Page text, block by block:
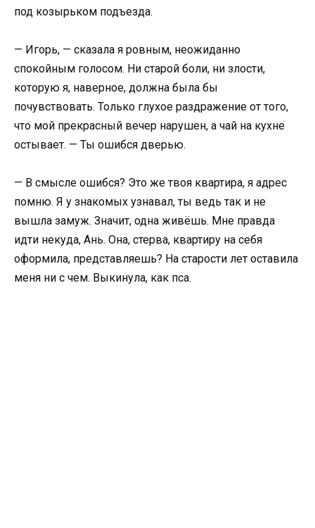
под козырьком подъезда.
— Игорь, — сказала я ровным, неожиданно
спокойным голосом. Ни старой боли, ни злости,
которую я, наверное, должна была бы
почувствовать. Только глухое раздражение от того,
что мой прекрасный вечер нарушен, а чай на кухне
остывает. — Ты ошибся дверью.
— В смысле ошибся? Это же твоя квартира, я адрес
помню. Я у знакомых узнавал, ты ведь так и не
вышла замуж. Значит, одна живёшь. Мне правда
идти некуда, Ань. Она, стерва, квартиру на себя
оформила, представляешь? На старости лет оставила
меня ни с чем. Выкинула, как пса.